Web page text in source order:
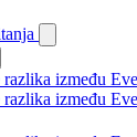
između
između